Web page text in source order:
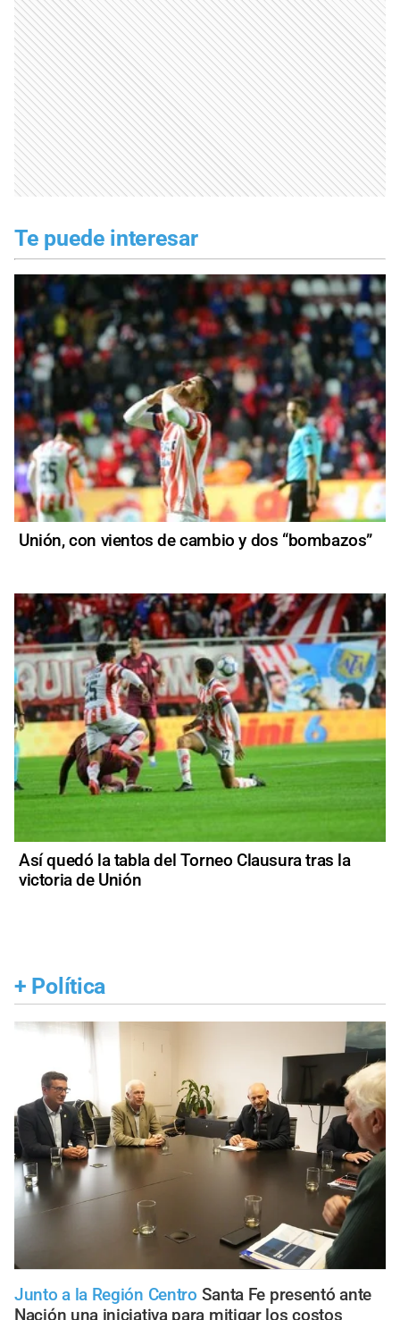
Te puede interesar
Unión, con vientos de cambio y dos “bombazos”
Así quedó la tabla del Torneo Clausura tras la
victoria de Unión
+ Política
Junto a la Región Centro Santa Fe presentó ante
Nación una iniciativa para mitigar los costos